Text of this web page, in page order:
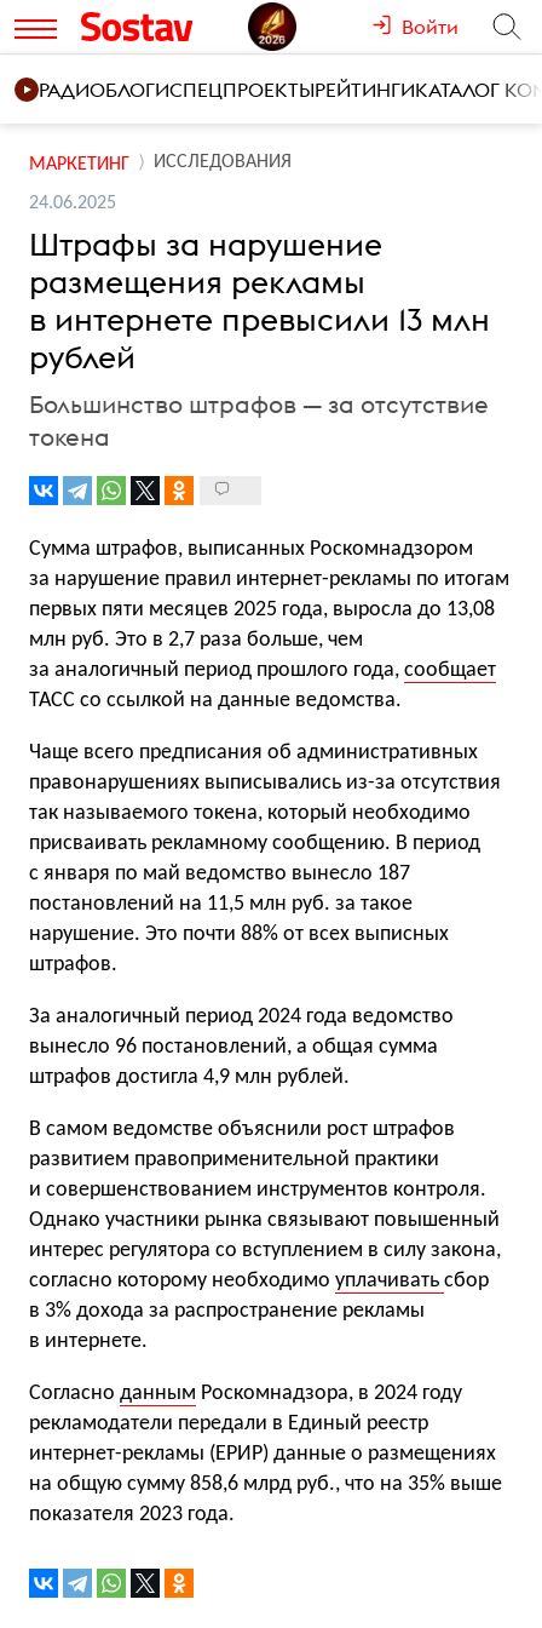
Войти
РАДИОБЛОГИСПЕЦПРОЕКТЫРЕЙТИНГИКАТАЛОГ
МАРКЕТИНГ ИССЛЕДОВАНИЯ
24.06.2025
Штрафы за нарушение
размещения рекламы
в интернете превысили 13 млн
рублей
Большинство штрафов — за отсутствие
токена
Сумма штрафов, выписанных Роскомнадзором
за нарушение правил интернет-рекламы по итогам
первых пяти месяцев 2025 года, выросла до 13,08
млн руб. Это в 2,7 раза больше, чем
за аналогичный период прошлого года, сообщает
ТАСС со ссылкой на данные ведомства.
Чаще всего предписания об административных
правонарушениях выписывались из-за отсутствия
так называемого токена, который необходимо
присваивать рекламному сообщению. В период
с января по май ведомство вынесло 187
постановлений на 11,5 млн руб. за такое
нарушение. Это почти 88% от всех выписных
штрафов.
За аналогичный период 2024 года ведомство
вынесло 96 постановлений, а общая сумма
штрафов достигла 4,9 млн рублей.
В самом ведомстве объяснили рост штрафов
развитием правоприменительной практики
и совершенствованием инструментов контроля.
Однако участники рынка связывают повышенный
интерес регулятора со вступлением в силу закона,
согласно которому необходимо уплачивать сбор
в 3% дохода за распространение рекламы
в интернете.
Согласно данным Роскомнадзора, в 2024 году
рекламодатели передали в Единый реестр
интернет-рекламы (ЕРИР) данные о размещениях
на общую сумму 858,6 млрд руб., что на 35% выше
показателя 2023 года.